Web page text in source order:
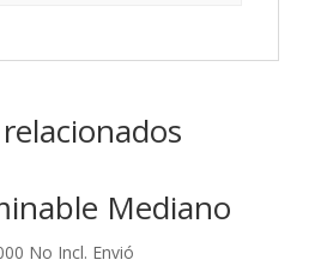
Mediano
No Incl. Envió